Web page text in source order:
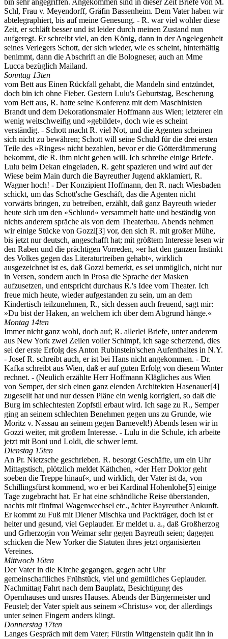
Schl, Frau v. Meyendorff, Gräfin Bassenheim. Dem Vater haben wir
abtelegraphiert, bis auf meine Genesung. - R. war viel wohler diese
Zeit, er schläft besser und ist leider durch meinen Zustand nun
aufgeregt. Er schreibt viel, an den König, dann in der Angelegenheit
seines Verlegers Schott, der sich wieder, wie es scheint, hinterhältig
benimmt, dann die Abschrift an die Bologneser, auch an Mme
Lucca bezüglich Mailand.
Sonntag 13ten
vom Bett aus Einen Rückfall gehabt, die Mandeln sind entzündet,
doch bin ich ohne Fieber. Gestern Lulu's Geburtstag, Bescherung
vom Bett aus, R. hatte seine Konferenz mit dem Maschinisten
Brandt und dem Dekorationsmaler Hoffmann aus Wien; letzterer ein
wenig weitschweifig und »gebildet«, doch wie es scheint
verständig. - Schott macht R. viel Not, und die Agenten scheinen
sich nicht zu bewähren; Schott will seine Schuld für die drei ersten
Teile des »Ringes« nicht bezahlen, bevor er die Götterdämmerung
bekommt, die R. ihm nicht geben will. Ich schreibe einige Briefe.
Lulu beim Dekan eingeladen, R. geht spazieren und wird auf der
Wiese beim Main durch die Bayreuther Jugend akklamiert, R.
Wagner hoch! - Der Konzipient Hoffmann, den R. nach Wiesbaden
schickt, um das Schott'sche Geschäft, das die Agenten nicht
vorwärts bringen, zu betreiben, erzählt, daß ganz Bayreuth wieder
heute sich um den »Schlund« versammelt hatte und beständig von
nichts anderem spräche als von dem Theaterbau. Abends nehmen
wir einige Stücke von Gozzi[3] vor, den sich R. mit großer Mühe,
bis jetzt nur deutsch, angeschafft hat; mit größtem Interesse lesen wir
den Raben und die prächtigen Vorreden, »er hat den ganzen Instinkt
des Volkes gegen das Literaturtreiben gehabt«, wirklich
ausgezeichnet ist es, daß Gozzi bemerkt, es sei unmöglich, nicht nur
in Versen, sondern auch in Prosa die Sprache der Masken
aufzusetzen, und entspricht durchaus R.'s Idee vom Theater. Ich
freue mich heute, wieder aufgestanden zu sein, um an dem
Kindertisch teilzunehmen, R., sich dessen auch freuend, sagt mir:
»Du bist der Haken, an welchem ich über dem Abgrund hänge.«
Montag 14ten
Immer nicht ganz wohl, doch auf; R. allerlei Briefe, unter anderem
aus New York zwei Zeilen voller Schimpf, ich sage scherzend, dies
sei der erste Erfolg des Anton Rubinstein'schen Aufenthaltes in N.Y.
- Josef R. schreibt auch, er ist bei Hans nicht angekommen. - Dr.
Kafka schreibt aus Wien, daß er auf guten Erfolg von diesem Winter
rechnet. - (Neulich erzählte Herr Hoffmann Klägliches aus Wien
von Semper, der sich einen ganz elenden Architekten Hasenauer[4]
zugesellt hat und nur dessen Pläne ein wenig korrigiert, so daß die
Burg im schlechtesten Zopfstil erbaut wird. Ich sage zu R., Semper
ging an seinem schlechten Benehmen gegen uns zu Grunde, wie
Moritz v. Nassau an seinem gegen Barnevelt!) Abends lesen wir in
Gozzi weiter, mit großem Interesse. - Lulu in die Schule, ich arbeite
jetzt mit Boni und Loldi, die schwer lernt.
Dienstag 15ten
An Pr. Nietzsche geschrieben. R. besorgt Geschäfte, um ein Uhr
Mittagstisch, plötzlich meldet Käthchen, »der Herr Doktor geht
soeben die Treppe hinauf«, und wirklich, der Vater ist da, von
Schillingsfürst kommend, wo er bei Kardinal Hohenlohe[5] einige
Tage zugebracht hat. Er hat eine schändliche Reise überstanden,
nachts mit fünfmal Wagenwechsel etc., ächter Bayreuther Ankunft.
Er kommt zu Fuß mit Diener Mischka und Packträger, doch ist er
heiter und gesund, viel Geplauder. Er meldet u. a., daß Großherzog
und Grherzogin von Weimar sehr gegen Bayreuth seien; dagegen
schicken die New Yorker die Statuten ihres jetzt organisierten
Vereines.
Mittwoch 16ten
Der Vater in die Kirche gegangen, gegen acht Uhr
gemeinschaftliches Frühstück, viel und gemütliches Geplauder.
Nachmittag Fahrt nach dem Bauplatz, Besichtigung des
Opernhauses und unsres Hauses. Abends der Bürgermeister und
Feustel; der Vater spielt aus seinem »Christus« vor, der allerdings
unter seinen Fingern anders klingt.
Donnerstag 17ten
Langes Gespräch mit dem Vater; Fürstin Wittgenstein quält ihn in